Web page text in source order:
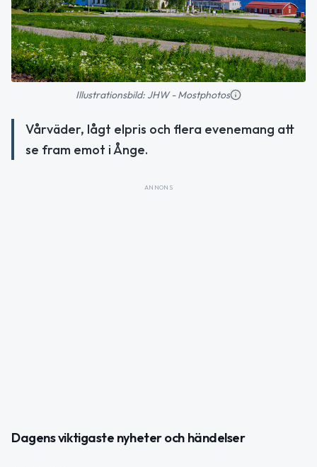
Illustrationsbild: JHW - Mostphotos
Vårväder, lågt elpris och flera evenemang att
se fram emot i Ånge.
ANNONS
Dagens viktigaste nyheter och händelser